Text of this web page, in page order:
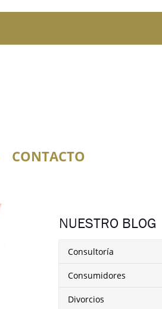
CONTACTO
NUESTRO BLOG
Consultoría
Consumidores
Divorcios